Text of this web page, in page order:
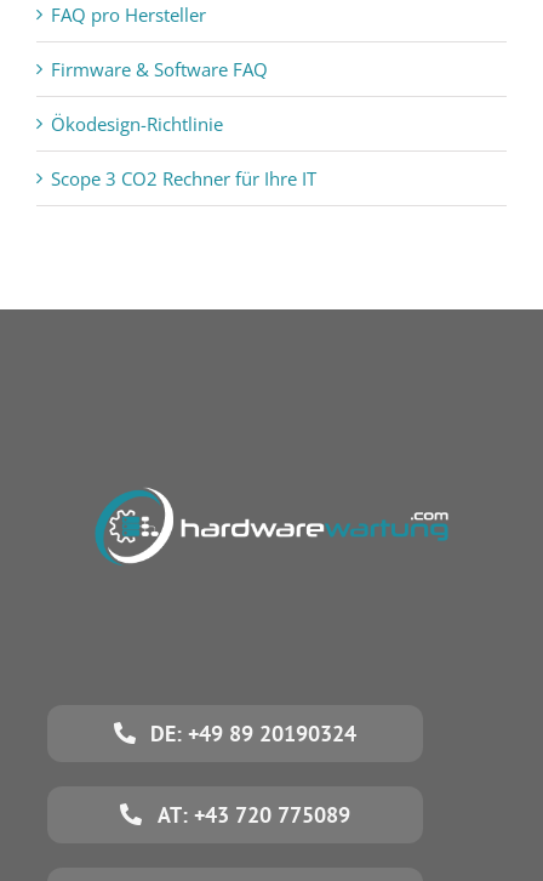
FAQ pro Hersteller
Firmware & Software FAQ
Ökodesign-Richtlinie
Scope 3 CO2 Rechner für Ihre IT
DE: +49 89 20190324
AT: +43 720 775089